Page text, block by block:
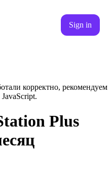
Sign in
корректно, рекомендуем
Plus